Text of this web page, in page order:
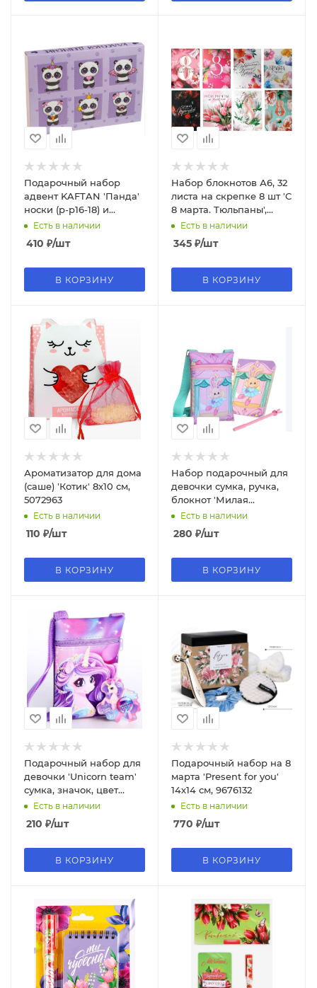
Подарочный набор
адвент KAFTAN 'Панда'
носки (р-р16-18) и
аксессуары, 7294537
Есть в наличии
410 ₽/шт
В КОРЗИНУ
Набор блокнотов А6, 32
листа на скрепке 8 шт 'С
8 марта. Тюльпаны',
10047274
Есть в наличии
345 ₽/шт
В КОРЗИНУ
Ароматизатор для дома
(саше) 'Котик' 8х10 см,
5072963
Есть в наличии
110 ₽/шт
В КОРЗИНУ
Набор подарочный для
девочки сумка, ручка,
блокнот 'Милая
принцесса', 10103234
Есть в наличии
280 ₽/шт
В КОРЗИНУ
Подарочный набор для
девочки 'Unicorn team'
сумка, значок, цвет
сиреневый, 9865790
Есть в наличии
210 ₽/шт
В КОРЗИНУ
Подарочный набор на 8
марта 'Present for you'
14х14 см, 9676132
Есть в наличии
770 ₽/шт
В КОРЗИНУ